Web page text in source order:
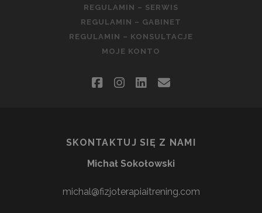
REGULAMIN – SERWIS
REGULAMIN – GABINET
REGULAMIN – KONSULTACJE
MOJE KONTO
facebookinstagram
linkedin
email
SKONTAKTUJ SIĘ Z NAMI
Michał Sokołowski
michal@fizjoterapiaitrening.com